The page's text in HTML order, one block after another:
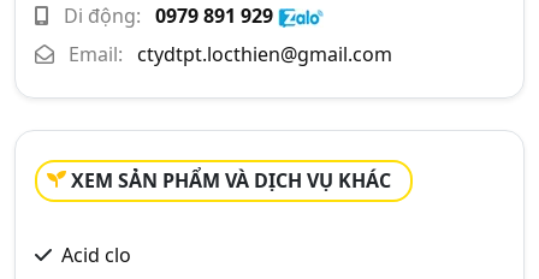
Di động: 0979 891 929
Email: ctydtpt.locthien@gmail.com
XEM SẢN PHẨM VÀ DỊCH VỤ KHÁC
Acid clo